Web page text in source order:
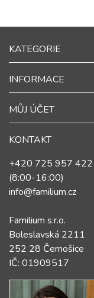
KATEGORIE
INFORMACE
MŮJ ÚČET
KONTAKT
+420 725 957 422
(8:00-16:00)
info@familium.cz
Familium s.r.o.
Boleslavská 2211
252 28 Černošice
IČ: 01909517